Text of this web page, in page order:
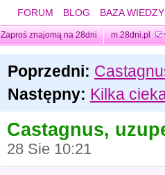
FORUM BLOG BAZA WIEDZY
Zaproś znajomą na 28dni m.28dni.pl
Poprzedni:
Następny: Kilka
Castagnus,
28 Sie 10:21